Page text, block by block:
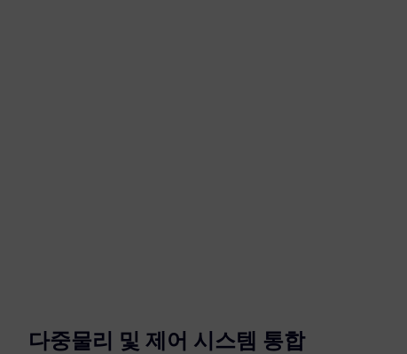
다중물리 및 제어 시스템 통합